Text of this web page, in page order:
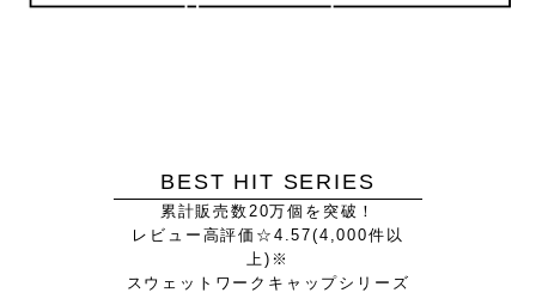
BEST HIT SERIES
累計販売数20万個を突破！
レビュー高評価☆4.57(4,000件以
上)※
スウェットワークキャップシリーズ